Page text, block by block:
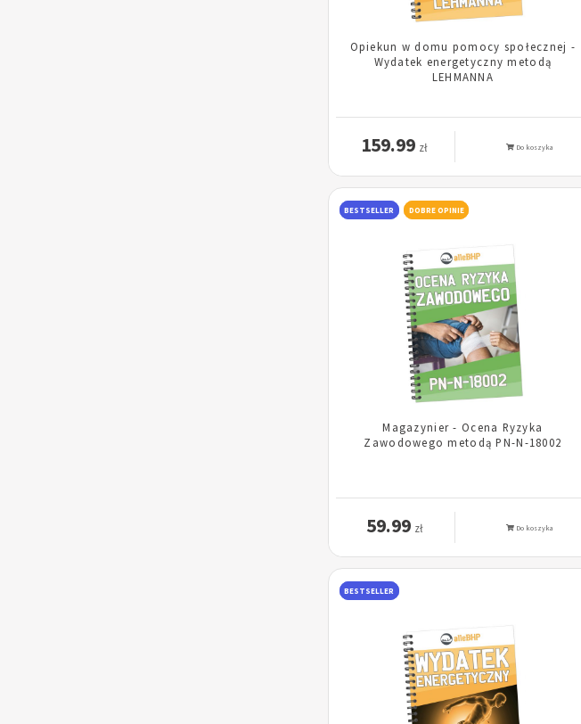
Opiekun w domu pomocy społecznej -
Wydatek energetyczny metodą
LEHMANNA
159.99 zł Do koszyka
BESTSELLER DOBRE OPINIE
Magazynier - Ocena Ryzyka
Zawodowego metodą PN-N-18002
59.99 zł Do koszyka
BESTSELLER